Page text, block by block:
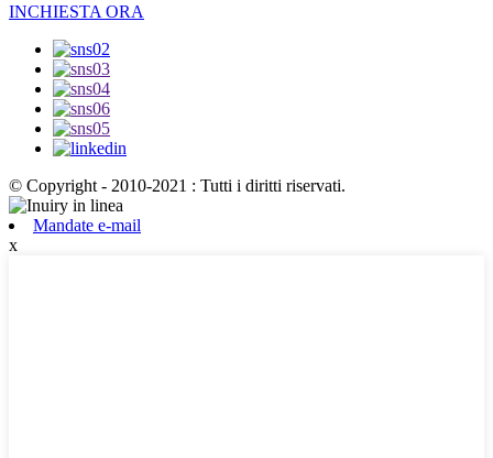
INCHIESTA ORA
© Copyright - 2010-2021 : Tutti i diritti riservati.
Mandate e-mail
x